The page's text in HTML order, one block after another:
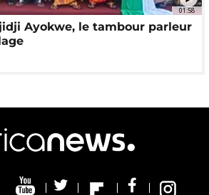
01:58
Ayokwe, le tambour parleur